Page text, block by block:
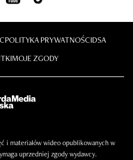
POLITYKA PRYWATNOŚCIDSA
MOJE ZGODY
i materiałów wideo opublikowanych w
uprzedniej zgody wydawcy.